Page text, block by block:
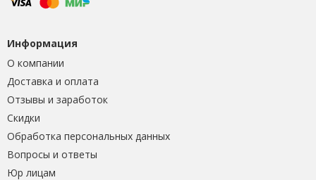
Информация
О компании
Доставка и оплата
Отзывы и заработок
Скидки
Обработка персональных данных
Вопросы и ответы
Юр лицам